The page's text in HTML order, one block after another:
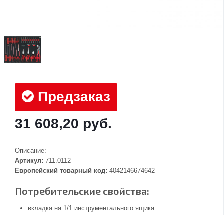
Предзаказ
31 608,20 руб.
Описание:
Артикул: 711.0112
Европейский товарный код: 4042146674642
Потребительские свойства:
вкладка на 1/1 инструментального ящика